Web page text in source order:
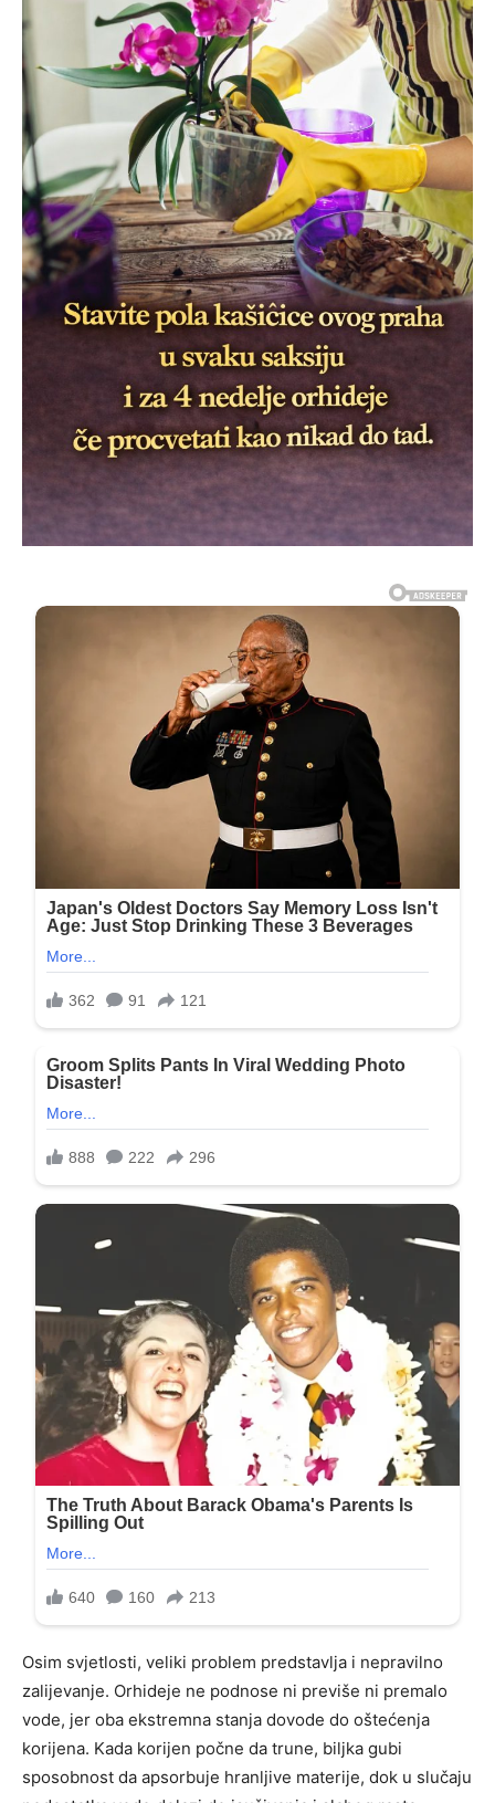
Osim svjetlosti, veliki problem predstavlja i nepravilno
zalijevanje. Orhideje ne podnose ni previše ni premalo
vode, jer oba ekstremna stanja dovode do oštećenja
korijena. Kada korijen počne da trune, biljka gubi
sposobnost da apsorbuje hranljive materije, dok u slučaju